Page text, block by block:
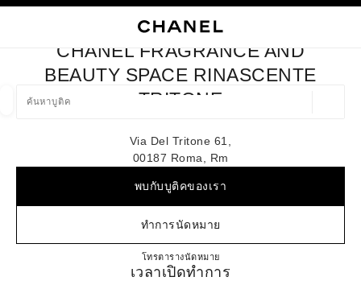
ค้นหาบูติค
ปิดการ์ดบูติก CHANEL FRAGRANCE AND BEAUTY SPACE
CHANEL FRAGRANCE AND
BEAUTY SPACE RINASCENTE
TRITONE
Via Del Tritone 61,
00187 Roma, Rm
พบกับบูติคของเรา
ทำการนัดหมาย
โทร0687916114
ตารางนัดหมายCHANEL FRAGRANCE AND
เวลาเปิดทำการ
แฟชั่น แว่น นาฬิกาและเครื่องประดับอัญมณี น้ำ